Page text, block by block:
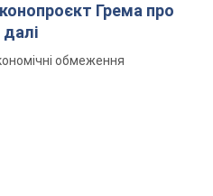
Грема про
далі
обмеження